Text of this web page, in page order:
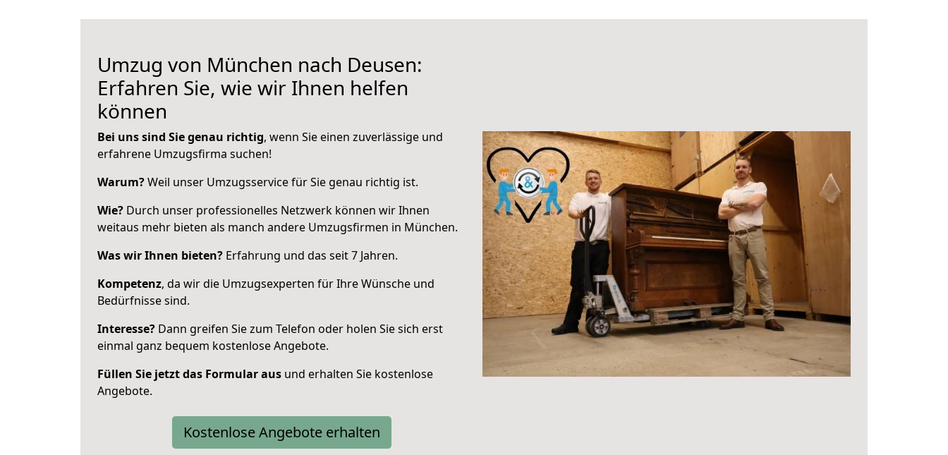
Umzug von München nach Deusen:
Erfahren Sie, wie wir Ihnen helfen
können
Bei uns sind Sie genau richtig, wenn Sie einen zuverlässige und
erfahrene Umzugsfirma suchen!
Warum?Weil unser Umzugsservice für Sie genau richtig ist.
Wie? Durch unser professionelles Netzwerk können wir Ihnen
weitaus mehr bieten als manch andere Umzugsfirmen in München.
Was wir Ihnen bieten? Erfahrung und das seit 7 Jahren.
Kompetenz, da wir die Umzugsexperten für Ihre Wünsche und
Bedürfnisse sind.
Interesse? Dann greifen Sie zum Telefon oder holen Sie sich erst
einmal ganz bequem kostenlose Angebote.
Füllen Sie jetzt das Formular aus und erhalten Sie kostenlose
Angebote.
Kostenlose Angebote erhalten